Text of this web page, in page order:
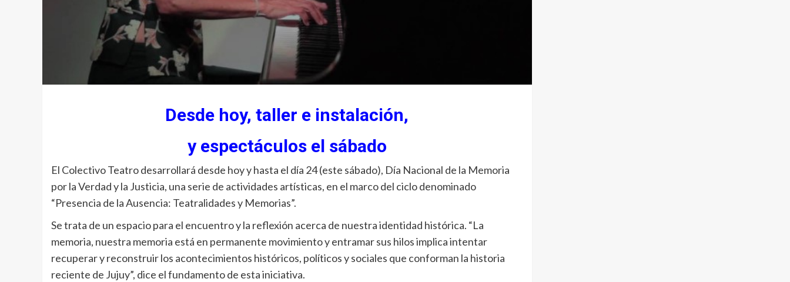
Desde hoy, taller e instalación,
y espectáculos el sábado
El Colectivo Teatro desarrollará desde hoy y hasta el día 24 (este sábado), Día Nacional de la Memoria
por la Verdad y la Justicia, una serie de actividades artísticas, en el marco del ciclo denominado
“Presencia de la Ausencia: Teatralidades y Memorias”.
Se trata de un espacio para el encuentro y la reflexión acerca de nuestra identidad histórica. “La
memoria, nuestra memoria está en permanente movimiento y entramar sus hilos implica intentar
recuperar y reconstruir los acontecimientos históricos, políticos y sociales que conforman la historia
reciente de Jujuy”, dice el fundamento de esta iniciativa.